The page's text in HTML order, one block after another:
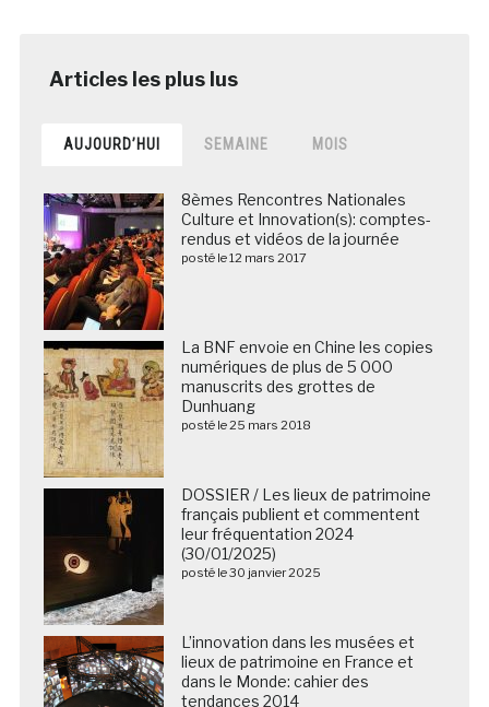
AUJOURD’HUI SEMAINE MOIS
8èmes Rencontres Nationales
Culture et Innovation(s): comptes-
rendus et vidéos de la journée
posté le 12 mars 2017
La BNF envoie en Chine les copies
numériques de plus de 5 000
manuscrits des grottes de
Dunhuang
posté le 25 mars 2018
DOSSIER / Les lieux de patrimoine
français publient et commentent
leur fréquentation 2024
(30/01/2025)
posté le 30 janvier 2025
L’innovation dans les musées et
lieux de patrimoine en France et
dans le Monde: cahier des
tendances 2014